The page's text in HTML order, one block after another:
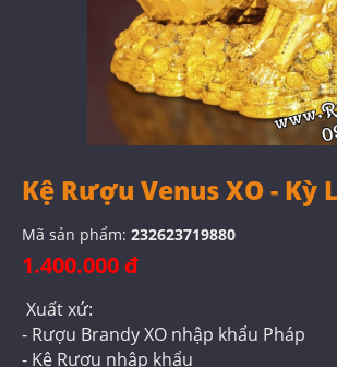
Kệ Rượu Venus XO - Kỳ
Mã sản phẩm: 232623719880
1.400.000 đ
Xuất xứ:
- Rượu Brandy XO nhập khẩu Pháp
- Kệ Rượu nhập khẩu